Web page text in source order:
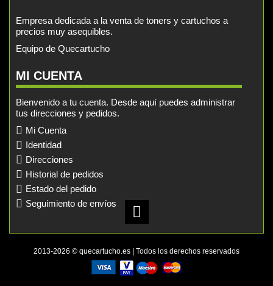
Empresa dedicada a la venta de toners y cartuchos a
precios muy asequibles.
Equipo de Quecartucho
MI CUENTA
Bienvenido a tu cuenta. Desde aquí puedes administrar
tus direcciones y pedidos.
Mi Cuenta
Identidad
Direcciones
Historial de pedidos
Estado del pedido
Seguimiento de envíos
2013-2026 © quecartucho.es | Todos los derechos reservados